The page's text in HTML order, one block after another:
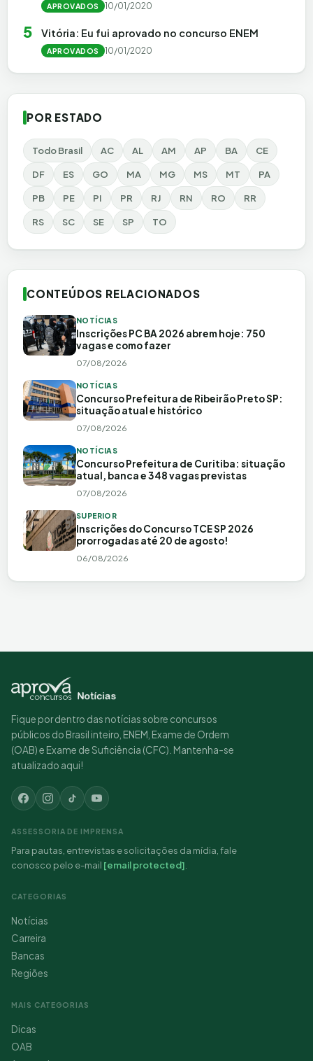
APROVADOS 10/01/2020
5 Vitória: Eu fui aprovado no concurso ENEM
APROVADOS 10/01/2020
POR ESTADO
Todo Brasil AC AL AM AP BA CE
DF ES GO MA MG MS MT PA
PB PE PI PR RJ RN RO RR
RS SC SE SP TO
CONTEÚDOS RELACIONADOS
NOTÍCIAS
Inscrições PC BA 2026 abrem hoje: 750
vagas e como fazer
07/08/2026
NOTÍCIAS
Concurso Prefeitura de Ribeirão Preto SP:
situação atual e histórico
07/08/2026
NOTÍCIAS
Concurso Prefeitura de Curitiba: situação
atual, banca e 348 vagas previstas
07/08/2026
SUPERIOR
Inscrições do Concurso TCE SP 2026
prorrogadas até 20 de agosto!
06/08/2026
Fique por dentro das notícias sobre concursos
públicos do Brasil inteiro, ENEM, Exame de Ordem
(OAB) e Exame de Suficiência (CFC). Mantenha-se
atualizado aqui!
ASSESSORIA DE IMPRENSA
Para pautas, entrevistas e solicitações da mídia, fale
conosco pelo e-mail [email protected]
CATEGORIAS
Notícias
Carreira
Bancas
Regiões
MAIS CATEGORIAS
Dicas
OAB